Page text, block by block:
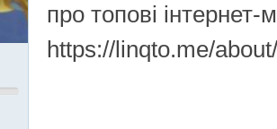
про топові інтернет-
https://linqto.me/